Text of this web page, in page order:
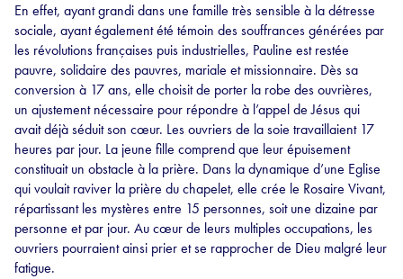
En effet, ayant grandi dans une famille très sensible à la détresse
sociale, ayant également été témoin des souffrances générées par
les révolutions françaises puis industrielles, Pauline est restée
pauvre, solidaire des pauvres, mariale et missionnaire. Dès sa
conversion à 17 ans, elle choisit de porter la robe des ouvrières,
un ajustement nécessaire pour répondre à l’appel de Jésus qui
avait déjà séduit son cœur. Les ouvriers de la soie travaillaient 17
heures par jour. La jeune fille comprend que leur épuisement
constituait un obstacle à la prière. Dans la dynamique d’une Eglise
qui voulait raviver la prière du chapelet, elle crée le Rosaire Vivant,
répartissant les mystères entre 15 personnes, soit une dizaine par
personne et par jour. Au cœur de leurs multiples occupations, les
ouvriers pourraient ainsi prier et se rapprocher de Dieu malgré leur
fatigue.